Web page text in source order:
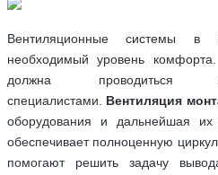
Вентиляционные системы в
необходимый уровень
должна проводиться
специалистами. Вентиляция
оборудования и дальнейшая их
обеспечивает полноценную
помогают решить задачу